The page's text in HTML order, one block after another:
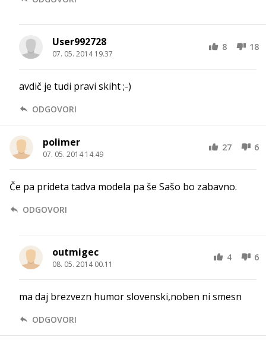
User992728
07. 05. 2014 19.37
8 18
avdič je tudi pravi skiht ;-)
ODGOVORI
polimer
07. 05. 2014 14.49
27 6
Če pa prideta tadva modela pa še Sašo bo zabavno.
ODGOVORI
outmigec
08. 05. 2014 00.11
4 6
ma daj brezvezn humor slovenski,noben ni smesn
ODGOVORI